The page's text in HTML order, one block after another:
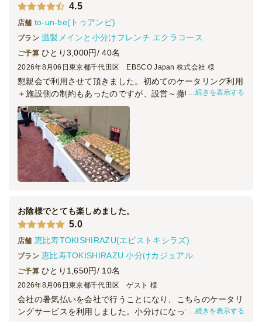
最低ご注文金額 6,300 円
4.5
店舗 to-un-be(トゥアンビ)
プラン 温製メインと小分けフレンチ エクラコース
ご予算 ひとり3,000円/ 40名
2026年8月06日東京都千代田区 EBSCO Japan 株式会社 様
懇親会で利用させて頂きました。初めてのケータリング利用
＋施設側の制約もあったのですが、設営～撤収まで、時間内
でスムーズに行って頂けました。
お料理ですが、冷菜は小分けになっていて取り分けもし易
く、品数もあったので華やかでした。
もう少し温菜が温かいと嬉しいな、と思いましたが、許容範
囲です。ありがとうございました。
続きを表示する
お陰様でとても楽しめました。
5.0
店舗 恵比寿TOKISHIRAZU(エビストキシラズ)
プラン 恵比寿TOKISHIRAZU 小分けカジュアル
ご予算 ひとり1,650円/ 10名
2026年8月06日 東京都千代田区 ゲスト 様
会社の暑気払いを会社で行うことになり、こちらのケータリ
ングサービスを利用しました。小分けになっていること、デ
続きを表示する